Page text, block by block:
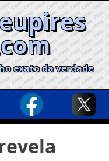
exato da verdade